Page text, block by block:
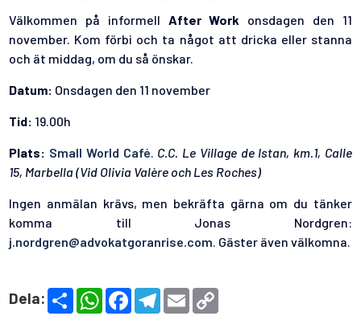
Välkommen på informell After Work onsdagen den 11
november. Kom förbi och ta något att dricka eller stanna
och ät middag, om du så önskar.
Datum: Onsdagen den 11 november
Tid: 19.00h
Plats: Small World Café. C.C. Le Village de Istan, km.1, Calle
15, Marbella (Vid Olivia Valère och Les Roches)
Ingen anmälan krävs, men bekräfta gärna om du tänker
komma till Jonas Nordgren:
j.nordgren@advokatgoranrise.com. Gäster även välkomna.
Dela:
S
h
W
h
F
T
e
E
m